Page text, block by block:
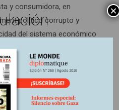
y consumidora, en
político corrupto y
del sistema económico
(%
En resumen, en
total de los
una economía combina
tierra, tecnología para
×